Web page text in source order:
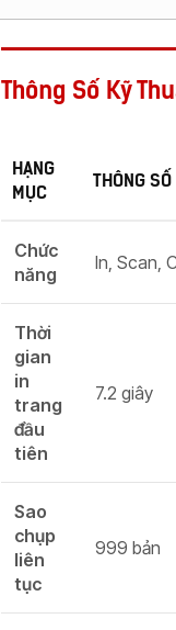
Thông Số Kỹ
HẠNG
MỤC
THÔNG
Chức
năng
In, Scan,
Thời
gian
in
trang
đầu
tiên
7.2 giây
Sao
chụp
liên
tục
999 bản